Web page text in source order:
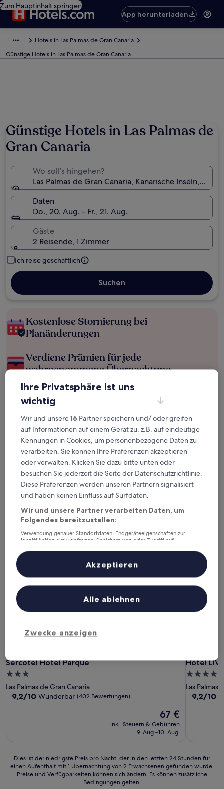
Zum Hauptinhalt springen
App herunterladen
Hotels in Las Palmas de Gran Canaria
Günstige Hotels in Las Palmas de Gran Canaria
Günstige Hotels in Las Palmas de
Gran Canaria
Wo soll’s hingehen?
Las Palmas de Gran Canaria, Kanarische Inseln,
Daten
Do., 20. Aug. - Fr., 21. Aug.
Gäste
2 Reisende, 1 Zimmer
Ich reise geschäftlich
Suchen
Kostenlose Stornierung bei
Planänderungen
Verdiene Prämien für jede
wahrgenommene Übernachtung
Mehr sparen mit Preisen für Mitglieder
Überprüfe die Preise für diese Daten
Morgen
Dieses Wochenende
7. Aug. - 9. Aug.
Nächstes Wochenende
14. Aug. - 16. Aug.
Günstige Hotels in Las Palmas de
Gran Canaria
Sercotel Hotel Parque
Sercotel Hotel Parque
3.0-
Sterne-
Unterkunft
Las Palmas de Gran Canaria
9.2
9,2/10 Wunderbar (402 Bewertungen)
Der
Preis
beträgt
67 €
inkl. Steuern & Gebühren
9. Aug.–10. Aug.
Sercotel Hotel Parque
Hotel
Hotel
4.0-
Sterne-
Las Palmas
9.2
9,2/10
Hotel
Dies
ist
Dies ist der niedrigste Preis pro Nacht, der in den letzten 24 Stunden für
einen Aufenthalt mit 1 Übernachtung von 2 Erwachsenen gefunden wurde.
Preise und Verfügbarkeiten können sich ändern. Es können zusätzliche
Bedingungen gelten.
Ihre Privatsphäre ist uns
wichtig
Wir und unsere16 Partner speichern und/ oder greifen
auf Informationen auf einem Gerät zu, z.B. auf eindeutige
Kennungen in Cookies, um personenbezogene Daten zu
verarbeiten. Sie können Ihre Präferenzen akzeptieren
oder verwalten. Klicken Sie dazu bitte unten oder
besuchen Sie jederzeit die Seite der Datenschutzrichtlinie.
Diese Präferenzen werden unseren Partnern signalisiert
und haben keinen Einfluss auf Surfdaten.
Wir und unsere Partner verarbeiten Daten, um
Folgendes bereitzustellen:
Verwendung genauer Standortdaten. Endgeräteeigenschaften zur
Identifikation aktiv abfragen. Speichern von oder Zugriff auf
Inhalte, Messung von Werbeleistung und der Performance von Inhalten,
Zielgruppenforschung sowie Entwicklung und Verbesserung von
Liste der Partner (Lieferanten)
Zwecke anzeigen
Alle ablehnen
Akzeptieren